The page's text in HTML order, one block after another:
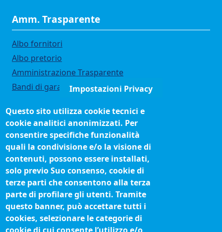
Amm. Trasparente
Albo fornitori
Albo pretorio
Amministrazione Trasparente
Bandi di gara
Concorsi e selezioni
Organigramma
Procedimenti (come fare per)
Siti tematici
Biblioteca camerale
Fatturazione elettronica
IBAN pagamenti alla CCIAA
Impostazioni Privacy
Questo sito utilizza cookie tecnici e
cookie analitici anonimizzati. Per
consentire specifiche funzionalità
quali la condivisione e/o la visione di
contenuti, possono essere installati,
solo previo Suo consenso, cookie di
terze parti che consentono alla terza
parte di profilare gli utenti. Tramite
questo banner, può accettare tutti i
cookies, selezionare le categorie di